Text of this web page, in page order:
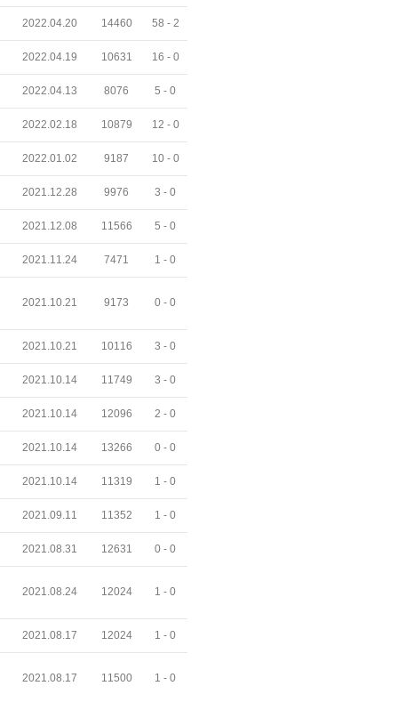
2022.04.20 14460 58 - 2
2022.04.19 10631 16 - 0
2022.04.13 8076 5 - 0
2022.02.18 10879 12 - 0
2022.01.02 9187 10 - 0
2021.12.28 9976 3 - 0
2021.12.08 11566 5 - 0
2021.11.24 7471 1 - 0
2021.10.21 9173 0 - 0
2021.10.21 10116 3 - 0
2021.10.14 11749 3 - 0
2021.10.14 12096 2 - 0
2021.10.14 13266 0 - 0
2021.10.14 11319 1 - 0
2021.09.11 11352 1 - 0
2021.08.31 12631 0 - 0
2021.08.24 12024 1 - 0
2021.08.17 12024 1 - 0
2021.08.17 11500 1 - 0